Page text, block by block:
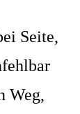
Seite,
Weg,